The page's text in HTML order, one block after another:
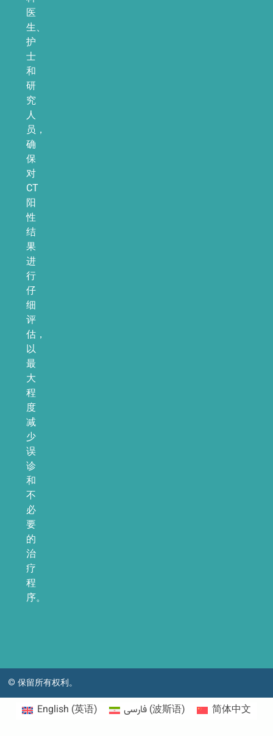
医
生、
护
士
和
研
究
人
员，
确
保
对
CT
阳
性
结
果
进
行
仔
细
评
估，
以
最
大
程
度
减
少
误
诊
和
不
必
要
的
治
疗
程
序。
© 保留所有权利。
English (英语) فارسی (波斯语) 简体中文